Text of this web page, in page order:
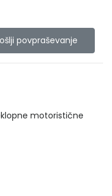
povpraševanje
motoristične